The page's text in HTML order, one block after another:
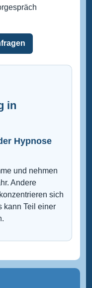
in
Hypnose
und nehmen
Andere
sich
kann Teil einer